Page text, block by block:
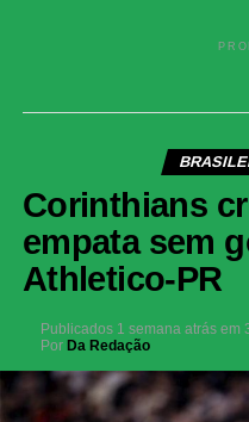
Corinthians
empata sem
Athletico-PR
Publicados 1 semana atrás em
Por Da Redação